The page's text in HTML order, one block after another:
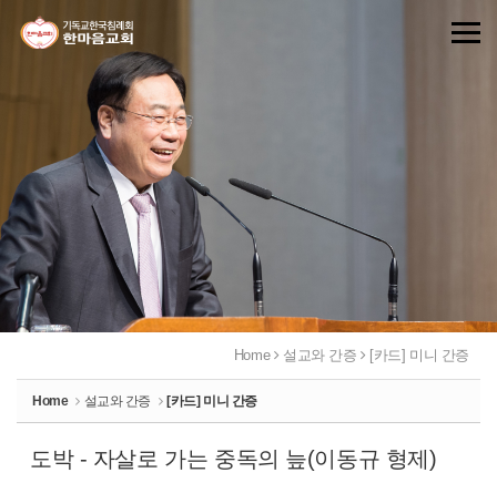
Home 설교와 간증 [카드] 미니 간증
Home 설교와 간증 [카드] 미니 간증
도박 - 자살로 가는 중독의 늪(이동규 형제)